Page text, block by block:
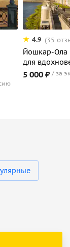
4.9 (35
Йошкар-Ола
для
5 000 ₽ за